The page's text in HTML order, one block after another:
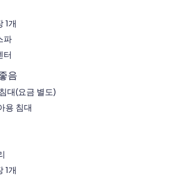
1개
파
터
음
대(요금 별도)
용 침대
1개